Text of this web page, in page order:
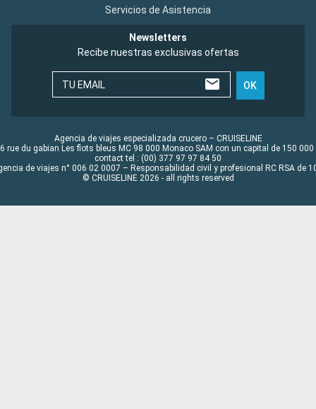
Servicios de Asistencia
Newsletters
Recibe nuestras exclusivas ofertas
TU EMAIL OK
Agencia de viajes especializada crucero – CRUISELINE
rue du gabian Les flots bleus MC 98 000 Monaco SAM con un capital de 150 000
contact tel : (00) 377 97 97 84 50
de viajes n° 006 02 0007 – Responsabilidad civil y profesional RC RSA de
© CRUISELINE 2026 - all rights reserved